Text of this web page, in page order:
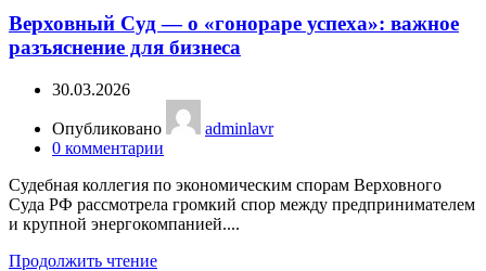
Верховный Суд — о «гонораре успеха»: важное
разъяснение для бизнеса
30.03.2026
Опубликовано
adminlavr
0 комментарии
Судебная коллегия по экономическим спорам Верховного
Суда РФ рассмотрела громкий спор между предпринимателем
и крупной энергокомпанией....
Продолжить чтение